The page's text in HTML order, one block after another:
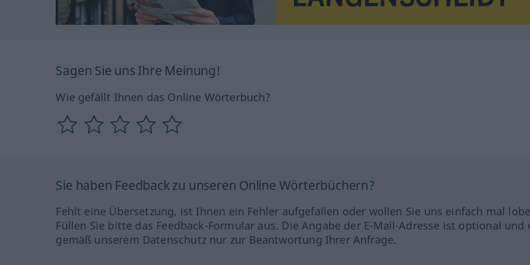
Sagen Sie uns Ihre Meinung!
Wie gefällt Ihnen das Online Wörterbuch?
Sie haben Feedback zu unseren Online Wörterbüchern?
Fehlt eine Übersetzung, ist Ihnen ein Fehler aufgefallen oder wollen Sie uns einfach mal
Füllen Sie bitte das Feedback-Formular aus. Die Angabe der E-Mail-Adresse ist optional und
gemäß unserem Datenschutz nur zur Beantwortung Ihrer Anfrage.